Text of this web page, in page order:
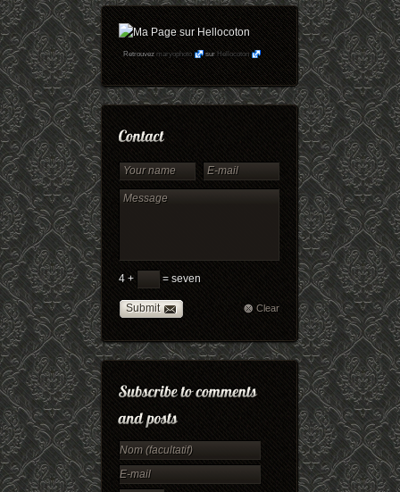
Retrouvezmaryophoto surHellocoton
4 + = seven
Submit Clear